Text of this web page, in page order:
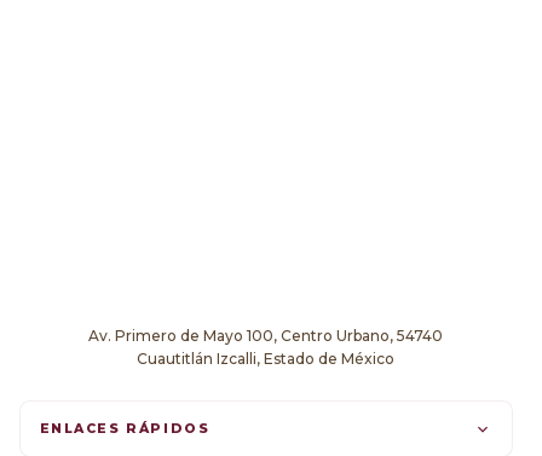
Av. Primero de Mayo 100, Centro Urbano, 54740
Cuautitlán Izcalli, Estado de México
ENLACES RÁPIDOS